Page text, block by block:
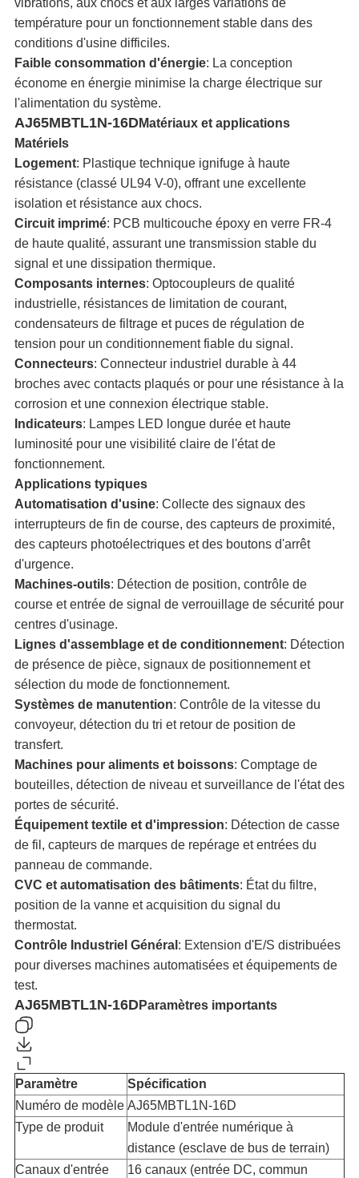
vibrations, aux chocs et aux larges variations de
température pour un fonctionnement stable dans des
conditions d'usine difficiles.
Faible consommation d'énergie: La conception
économe en énergie minimise la charge électrique sur
l'alimentation du système.
AJ65MBTL1N-16DMatériaux et applications
Matériels
Logement: Plastique technique ignifuge à haute
résistance (classé UL94 V-0), offrant une excellente
isolation et résistance aux chocs.
Circuit imprimé: PCB multicouche époxy en verre FR-4
de haute qualité, assurant une transmission stable du
signal et une dissipation thermique.
Composants internes: Optocoupleurs de qualité
industrielle, résistances de limitation de courant,
condensateurs de filtrage et puces de régulation de
tension pour un conditionnement fiable du signal.
Connecteurs: Connecteur industriel durable à 44
broches avec contacts plaqués or pour une résistance à la
corrosion et une connexion électrique stable.
Indicateurs: Lampes LED longue durée et haute
luminosité pour une visibilité claire de l'état de
fonctionnement.
Applications typiques
Automatisation d'usine: Collecte des signaux des
interrupteurs de fin de course, des capteurs de proximité,
des capteurs photoélectriques et des boutons d'arrêt
d'urgence.
Machines-outils: Détection de position, contrôle de
course et entrée de signal de verrouillage de sécurité pour
centres d'usinage.
Lignes d'assemblage et de conditionnement: Détection
de présence de pièce, signaux de positionnement et
sélection du mode de fonctionnement.
Systèmes de manutention: Contrôle de la vitesse du
convoyeur, détection du tri et retour de position de
transfert.
Machines pour aliments et boissons: Comptage de
bouteilles, détection de niveau et surveillance de l'état des
portes de sécurité.
Équipement textile et d'impression: Détection de casse
de fil, capteurs de marques de repérage et entrées du
panneau de commande.
CVC et automatisation des bâtiments: État du filtre,
position de la vanne et acquisition du signal du
thermostat.
Contrôle Industriel Général : Extension d'E/S distribuées
pour diverses machines automatisées et équipements de
test.
AJ65MBTL1N-16DParamètres importants
Paramètre
Spécification
Numéro de modèle AJ65MBTL1N-16D
Type de produit
Module d'entrée numérique à
distance (esclave de bus de terrain)
Canaux d'entrée
16 canaux (entrée DC, commun